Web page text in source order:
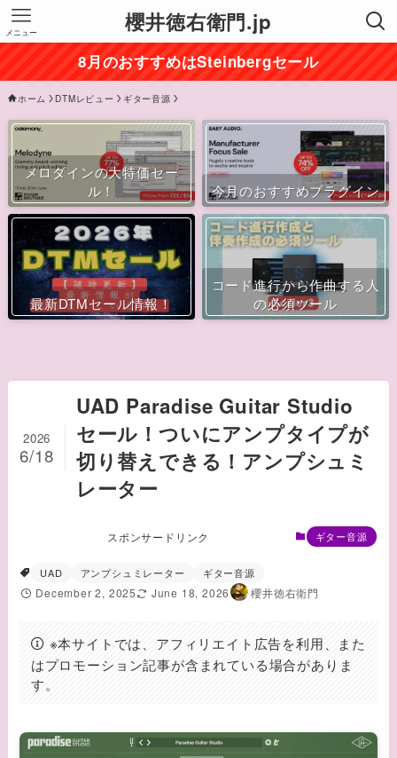
櫻井徳右衛門.jp
メニュー
8月のおすすめはSteinbergセール
ホーム DTMレビュー ギター音源
メロダインの大特価セー
ル！
今月のおすすめプラグイン
最新DTMセール情報！
コード進行から作曲する人
の必須ツール
UAD Paradise Guitar Studio
セール！ついにアンプタイプが
切り替えできる！アンプシュミ
レーター
2026
6/18
スポンサードリンク ギター音源
UAD アンプシュミレーター ギター音源
December 2, 2025 June 18, 2026 櫻井徳右衛門
※本サイトでは、アフィリエイト広告を利用、また
はプロモーション記事が含まれている場合がありま
す。